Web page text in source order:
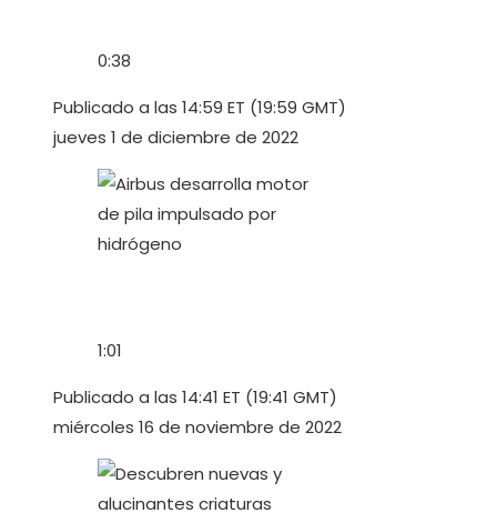
0:38
Publicado a las 14:59 ET (19:59 GMT)
jueves 1 de diciembre de 2022
1:01
Publicado a las 14:41 ET (19:41 GMT)
miércoles 16 de noviembre de 2022